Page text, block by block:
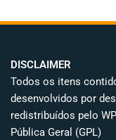
DISCLAIMER
Todos os itens
desenvolvidos por
redistribuídos pelo
Pública Geral (GPL)